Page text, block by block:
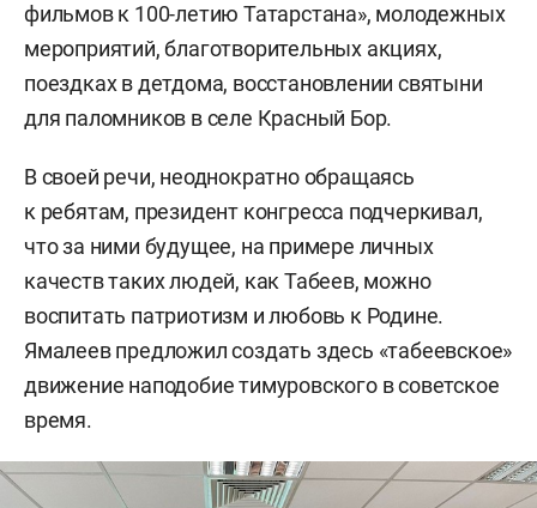
фильмов к 100-летию Татарстана», молодежных
мероприятий, благотворительных акциях,
поездках в детдома, восстановлении святыни
для паломников в селе Красный Бор.
В своей речи, неоднократно обращаясь
к ребятам, президент конгресса подчеркивал,
что за ними будущее, на примере личных
качеств таких людей, как Табеев, можно
воспитать патриотизм и любовь к Родине.
Ямалеев предложил создать здесь «табеевское»
движение наподобие тимуровского в советское
время.